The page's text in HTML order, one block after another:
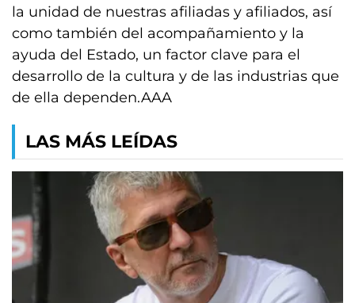
la unidad de nuestras afiliadas y afiliados, así
como también del acompañamiento y la
ayuda del Estado, un factor clave para el
desarrollo de la cultura y de las industrias que
de ella dependen.AAA
LAS MÁS LEÍDAS